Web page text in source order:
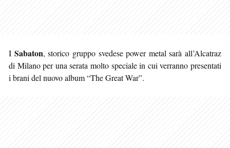
I Sabaton, storico gruppo svedese power metal sarà all’Alcatraz
di Milano per una serata molto speciale in cui verranno presentati
i brani del nuovo album “The Great War”.